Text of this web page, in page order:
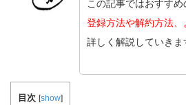
この記事ではおすす
登録方法や解約方法
詳しく解説していきま
目次 [show]